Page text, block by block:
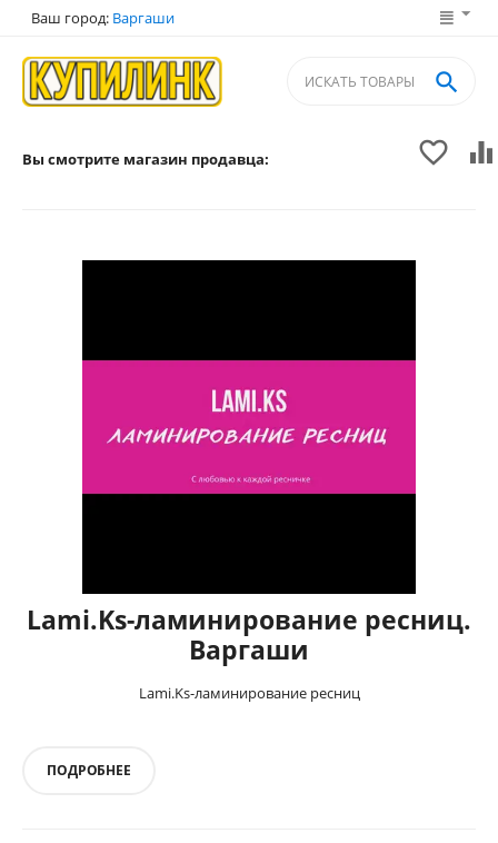
Ваш город: Варгаши
 

Вы смотрите магазин продавца:
Lami.Ks-ламинирование ресниц.
Варгаши
Lami.Ks-ламинирование ресниц
ПОДРОБНЕЕ